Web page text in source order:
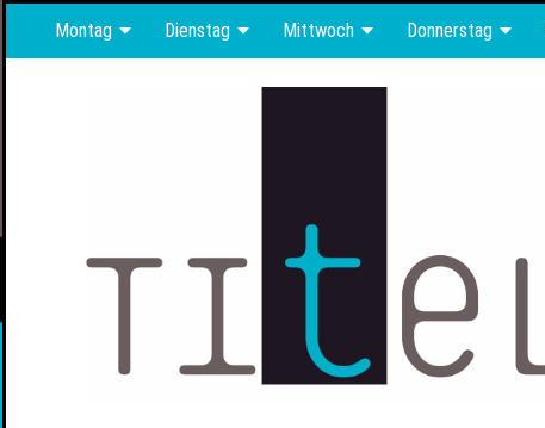
Montag Dienstag Mittwoch Donnerstag